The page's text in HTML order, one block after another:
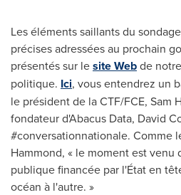
Les éléments saillants du
précises adressées au prochain
présentés sur lesite Webde
politique. Ici, vous entendrez un
le président de la CTF/FCE, Sam
fondateur d'Abacus Data, David
#conversationnationale. Comme
Hammond, « le moment est
publique financée par l'État en
océan à l'autre. »